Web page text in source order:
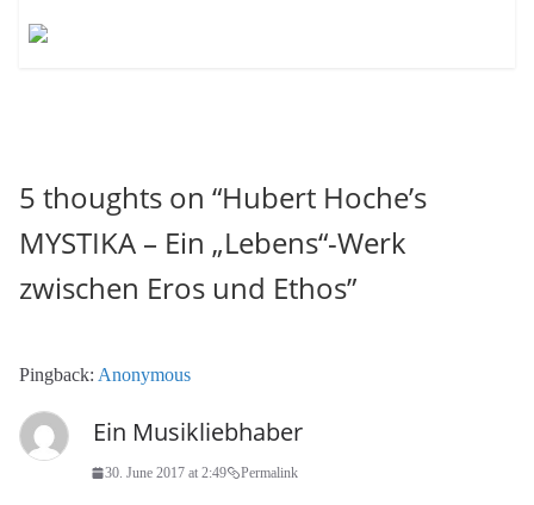
5 thoughts on “Hubert Hoche’s
MYSTIKA – Ein „Lebens“-Werk
zwischen Eros und Ethos”
Pingback: Anonymous
Ein Musikliebhaber
30. June 2017 at 2:49 Permalink